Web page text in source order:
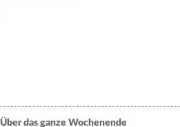
Über das ganze Wochenende